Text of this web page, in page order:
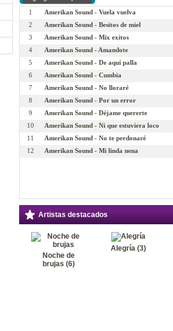
1
Amerikan Sound - Vuela vuelva
2
Amerikan Sound - Besitos de miel
3
Amerikan Sound - Mix exitos
4
Amerikan Sound - Amandote
5
Amerikan Sound - De aquí palla
6
Amerikan Sound - Cumbia
7
Amerikan Sound - No lloraré
8
Amerikan Sound - Por un error
9
Amerikan Sound - Déjame quererte
10
Amerikan Sound - Ni que estuviera loco
11
Amerikan Sound - No te perdonaré
12
Amerikan Sound - Mi linda nena
Artistas destacados
Noche de
brujas (6)
Alegría (3)